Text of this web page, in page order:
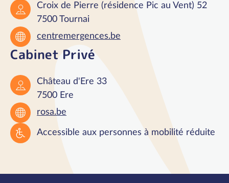
Croix de Pierre (résidence Pic au Vent) 52
7500 Tournai
centremergences.be
Cabinet Privé
Château d'Ere 33
7500 Ere
rosa.be
Accessible aux personnes à mobilité réduite